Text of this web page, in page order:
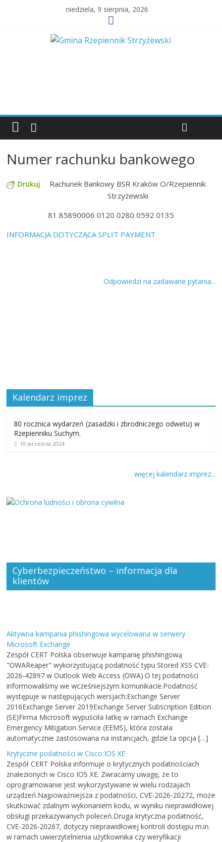
niedziela, 9 sierpnia, 2026
Numer rachunku bankowego
Drukuj
Rachunek Bankowy BSR Kraków O/Rzepiennik
Strzyżewski
81 85890006 0120 0280 0592 0135
INFORMACJA DOTYCZĄCA SPLIT PAYMENT
Odpowiedzi na zadawane pytania...
Kalendarz imprez
80 rocznica wydarzeń (zasadzki i zbrodniczego odwetu) w
Rzepienniku Suchym.
10 września 2024
więcej kalendarz imprez...
Cyberbezpieczeństwo – informacja dla
klientów
Aktywna kampania phishingowa wycelowana w serwery
Microsoft Exchange
Zespół CERT Polska obserwuje kampanię phishingową
"OWAReaper" wykorzystującą podatność typu Stored XSS CVE-
2026-42897 w Outlook Web Access (OWA).O tej podatności
informowaliśmy we wcześniejszym komunikacie.Podatność
występuje w następujących wersjach:Exchange Server
2016Exchange Server 2019Exchange Server Subscription Edition
(SE)Firma Microsoft wypuściła łatkę w ramach Exchange
Emergency Mitigation Service (EEMS), która została
automatycznie zastosowana na instancjach, gdzie ta opcja […]
Krytyczne podatności w Cisco IOS XE
Zespół CERT Polska informuje o krytycznych podatnościach
znalezionych w Cisco IOS XE. Zwracamy uwagę, że to
oprogramowanie jest wykorzystywane w wielu rodzajach
urządzeń.Najpoważniejsza z podatności, CVE-2026-20272, może
skutkować zdalnym wykonaniem kodu, w wyniku nieprawidłowej
obsługi przekazywanych poleceń.Druga krytyczna podatność,
CVE-2026-20267, dotyczy nieprawidłowej kontroli dostępu m.in.
w ramach uwierzytelnienia użytkownika czy weryfikacji